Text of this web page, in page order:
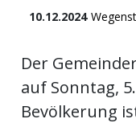
Stellen
E-
Paper
10.12.2024
Der
auf Sonntag,
Bevölkerung